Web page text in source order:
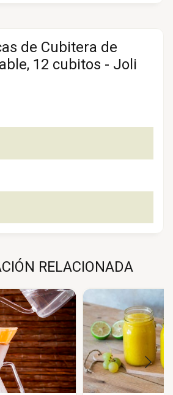
de Cubitera de
12 cubitos - Joli
RELACIONADA